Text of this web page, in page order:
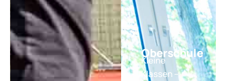
Oberschule
Kleine
Klassen –